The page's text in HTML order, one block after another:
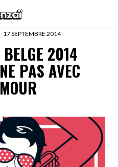
17 SEPTEMBRE 2014
2014
PAS AVEC